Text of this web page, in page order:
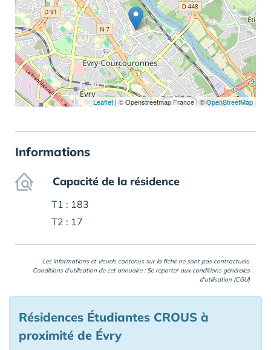
Leaflet | © Openstreetmap France | ©OpenStreetMap
Informations
Capacité de la résidence
T1 : 183
T2 : 17
Les informations et visuels contenus sur la fiche ne sont pas contractuels.
Conditions d'utilisation de cet annuaire : Se reporter aux conditions générales
d'utilisation (CGU)
Résidences Étudiantes CROUS à
proximité de Évry